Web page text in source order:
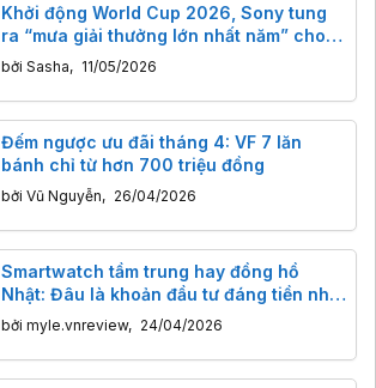
Khởi động World Cup 2026, Sony tung
ra “mưa giải thưởng lớn nhất năm” cho
khách mua TV và loa
bởi Sasha, 11/05/2026
Đếm ngược ưu đãi tháng 4: VF 7 lăn
bánh chỉ từ hơn 700 triệu đồng
bởi Vũ Nguyễn, 26/04/2026
Smartwatch tầm trung hay đồng hồ
Nhật: Đâu là khoản đầu tư đáng tiền nhất
trong "Tuần Lễ Vàng" TGDĐ?
bởi myle.vnreview, 24/04/2026